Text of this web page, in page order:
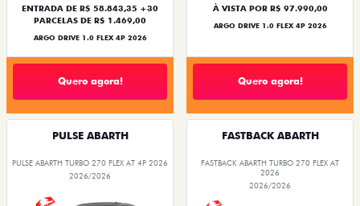
ENTRADA DE R$ 58.843,35 +30
PARCELAS DE R$ 1.469,00
ARGO DRIVE 1.0 FLEX 4P 2026
Quero agora!
À VISTA POR R$ 97.990,00
ARGO DRIVE 1.0 FLEX 4P 2026
Quero agora!
PULSE ABARTH
PULSE ABARTH TURBO 270 FLEX AT 4P 2026
2026/2026
FASTBACK ABARTH
FASTBACK ABARTH TURBO 270 FLEX AT
2026
2026/2026